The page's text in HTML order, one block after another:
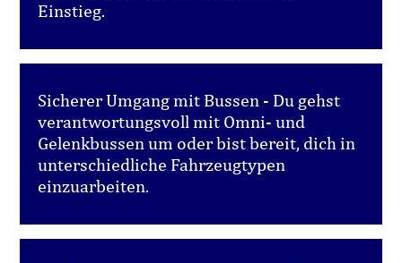
Einstieg.
Sicherer Umgang mit Bussen - Du gehst
verantwortungsvoll mit Omni- und
Gelenkbussen um oder bist bereit, dich in
unterschiedliche Fahrzeugtypen
einzuarbeiten.